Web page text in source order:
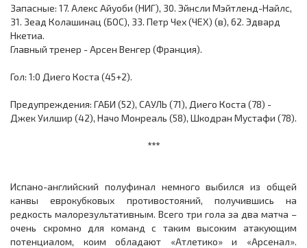
Запасные: 17. Алекс Айуоби (НИГ), 30. Эйнсли Мэйтленд-Найлс,
31. Зеад Колашинац (БОС), 33. Петр Чех (ЧЕХ) (в), 62. Эдвард
Нкетиа.
Главный тренер - Арсен Венгер (Франция).
Гол: 1:0 Диего Коста (45+2).
Предупреждения: ГАБИ (52), САУЛЬ (71), Диего Коста (78) -
Джек Уилшир (42), Начо Монреаль (58), Шкодран Мустафи (78).
***
Испано-английский полуфинал немного выбился из общей
канвы еврокубковых противостояний, получившись на
редкость малорезультативным. Всего три гола за два матча –
очень скромно для команд с таким высоким атакующим
потенциалом, коим обладают «Атлетико» и «Арсенал».